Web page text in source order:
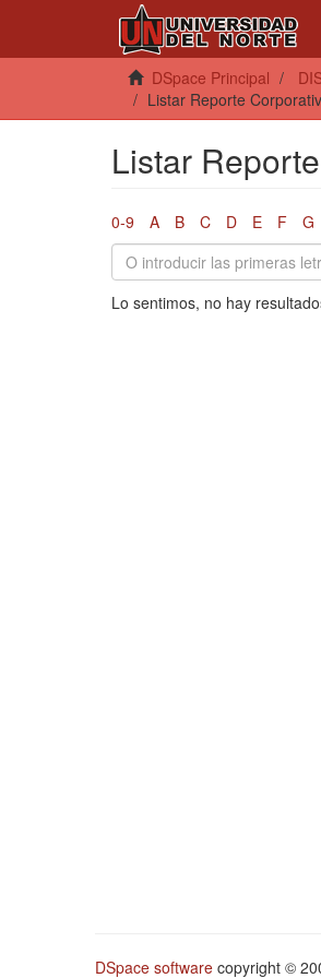
DSpace Principal
Listar Reporte
Listar
0-9 A B C D E F G
Lo sentimos, no hay
DSpace software copyright ©